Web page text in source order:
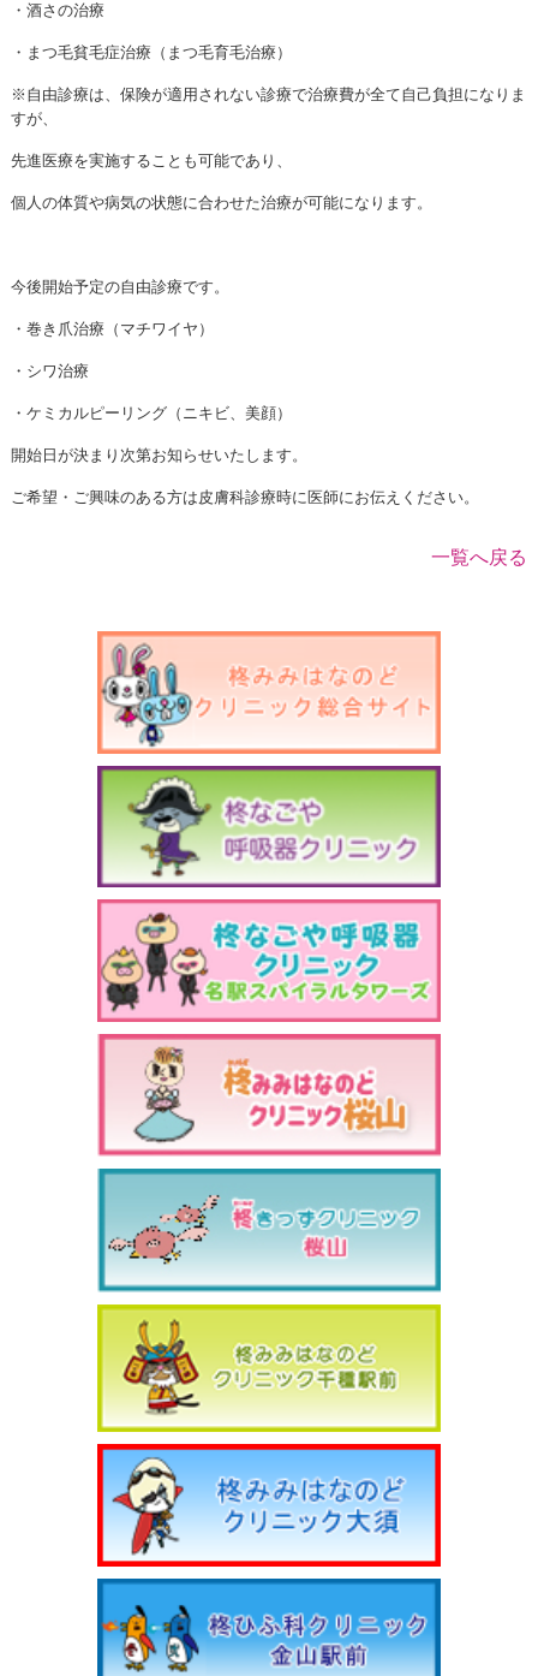
・酒さの治療
・まつ毛貧毛症治療（まつ毛育毛治療）
※自由診療は、保険が適用されない診療で治療費が全て自己負担になりま
すが、
先進医療を実施することも可能であり、
個人の体質や病気の状態に合わせた治療が可能になります。
今後開始予定の自由診療です。
・巻き爪治療（マチワイヤ）
・シワ治療
・ケミカルピーリング（ニキビ、美顔）
開始日が決まり次第お知らせいたします。
ご希望・ご興味のある方は皮膚科診療時に医師にお伝えください。
一覧へ戻る